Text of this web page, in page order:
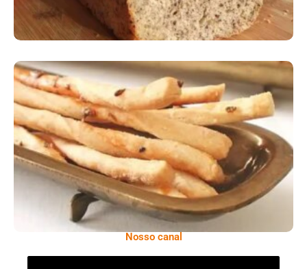
Comer Bem: Palitinhos De Cebola E Salsa
Nosso canal